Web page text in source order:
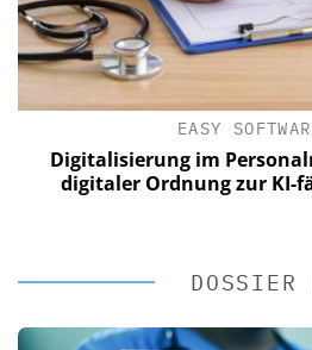
EASY
Digitalisierung im
digitaler Ordnung zur KI-